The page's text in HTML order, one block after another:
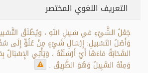
التعريف اللغوي المختصر
جَعْلُ الشَّيْءِ في سَبيلِ اللهِ ، ويُطْلَقُ التَّسْبيلُ
وَأَصْلُ التَسْبيلِ: إِرْسَالِ شَيْءٍ مِنْ عُلُوٍّ إِلَى
السَّحَابَةُ مَاءَهَا أَيْ أَرْسَلَتْهُ ، وَيَأْتِي الإِسْبَالُ
وَمِنْهُ السَّبِيلُ وَهُوَ الطَّرِيقُ .